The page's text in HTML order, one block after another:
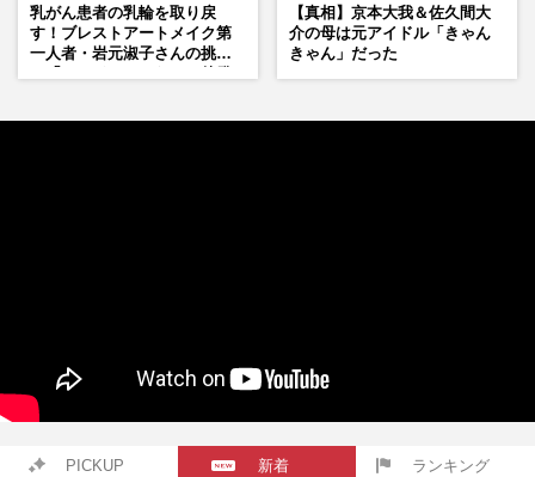
乳がん患者の乳輪を取り戻
す！ブレストアートメイク第
一人者・岩元淑子さんの挑戦
【真相】京本大我＆佐久間大
介の母は元アイドル「きゃん
きゃん」だった
PICKUP 新着 ランキング